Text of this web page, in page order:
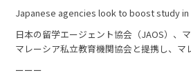
Japanese agencies look to boost study in
日本の留学エージェント協会（JAOS）、
マレーシア私立教育機関協会と提携し、マ
ーーー